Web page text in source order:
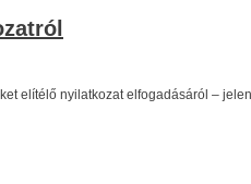
elítélő nyilatkozat elfogadásáról –